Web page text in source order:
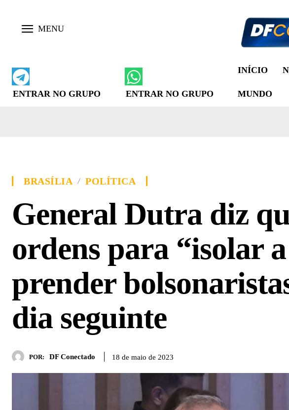
ENTRAR NO GRUPO ENTRAR NO GRUPO
INÍCIO
MUNDO
BRASÍLIA POLÍTICA
General Dutra diz
ordens para “isolar
prender
dia seguinte
POR: DF Conectado 18 de maio de 2023